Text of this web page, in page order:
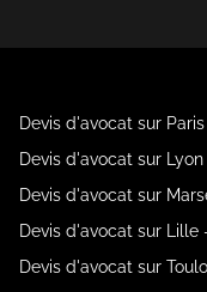
Devis d'avocat sur
Devis d'avocat sur
Devis d'avocat sur
Devis d'avocat sur
Devis d'avocat sur